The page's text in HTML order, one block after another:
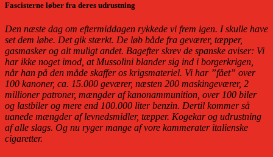
Fascisterne løber fra deres udrustning
Den næste dag om eftermiddagen rykkede vi frem igen. I skulle have
set dem løbe. Det gik stærkt. De løb både fra geværer, tæpper,
gasmasker og alt muligt andet. Bagefter skrev de spanske aviser: Vi
har ikke noget imod, at Mussolini blander sig ind i borgerkrigen,
når han på den måde skaffer os krigsmateriel. Vi har ”fået” over
100 kanoner, ca. 15.000 geværer, næsten 200 maskingeværer, 2
millioner patroner, mængder af kanonammunition, over 100 biler
og lastbiler og mere end 100.000 liter benzin. Dertil kommer så
uanede mængder af levnedsmidler, tæpper. Kogekar og udrustning
af alle slags. Og nu ryger mange af vore kammerater italienske
cigaretter.